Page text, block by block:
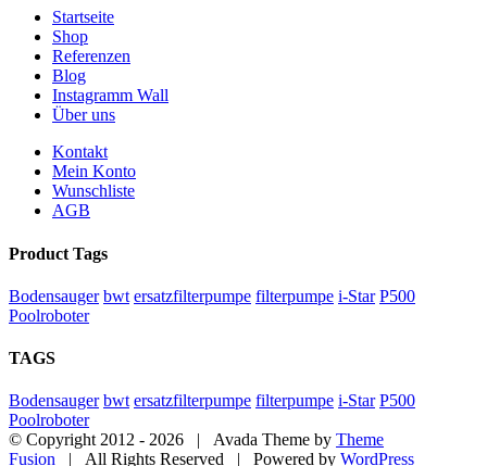
Startseite
Shop
Referenzen
Blog
Instagramm Wall
Über uns
Kontakt
Mein Konto
Wunschliste
AGB
Product Tags
Bodensauger bwt ersatzfilterpumpe filterpumpe i-Star P500
Poolroboter
TAGS
Bodensauger bwt ersatzfilterpumpe filterpumpe i-Star P500
Poolroboter
© Copyright 2012 - 2026 | Avada Theme by Theme
Fusion | All Rights Reserved | Powered by WordPress